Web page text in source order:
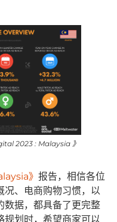
2023 : Malaysia 》
》 报告，相信各位
况、电商购物习惯，以
数据，都具备了更完整
规划时，希望商家可以